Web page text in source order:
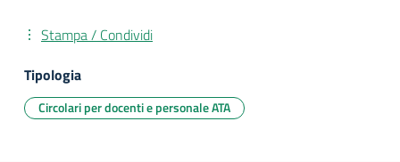
Stampa / Condividi
Tipologia
Circolari per docenti e personale ATA